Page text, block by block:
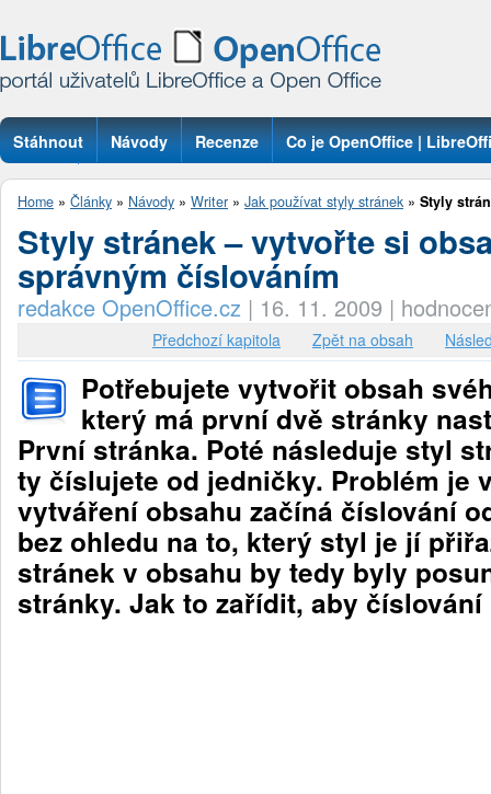
Stáhnout Návody Recenze Co je OpenOffice |
Otázky
Home » Články » Návody » Writer » Jak používat styly stránek » Styly
Styly stránek – vytvořte si
správným číslováním
redakce OpenOffice.cz | 16. 11. 2009 |
Předchozí kapitola Zpět na obsah
Potřebujete vytvořit obsah
který má první dvě stránky
První stránka. Poté následuje styl
ty číslujete od jedničky. Problém je
vytváření obsahu začíná číslování
bez ohledu na to, který styl je jí
stránek v obsahu by tedy byly
stránky. Jak to zařídit, aby